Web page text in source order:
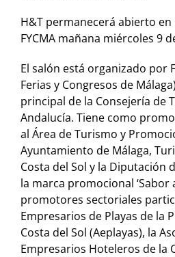
H&T permanecerá abierto
FYCMA mañana miércoles 9
El salón está organizado por
Ferias y Congresos de
principal de la Consejería de
Andalucía. Tiene como
al Área de Turismo y
Ayuntamiento de Málaga,
Costa del Sol y la Diputación
la marca promocional ‘Sabor
promotores sectoriales
Empresarios de Playas de la
Costa del Sol (Aeplayas), la
Empresarios Hoteleros de la